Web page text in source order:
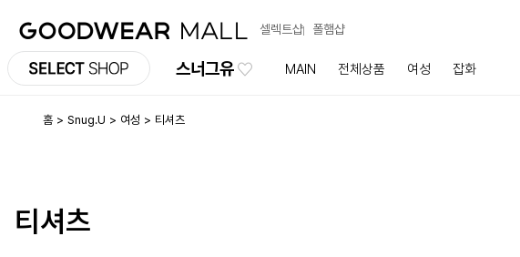
셀렉트샵 폴햄샵
스너그유 MAIN 전체상품 여성 잡화
홈 Snug.U 여성 티셔츠
티셔츠